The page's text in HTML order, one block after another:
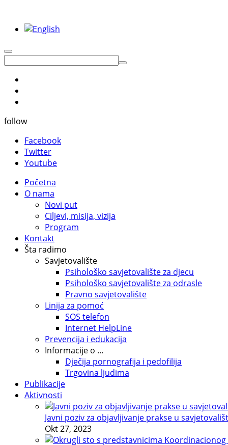
follow
Facebook
Twitter
Youtube
Početna
O nama
Novi put
Ciljevi, misija, vizija
Program
Kontakt
Šta radimo
Savjetovalište
Psihološko savjetovalište za djecu
Psihološko savjetovalište za odrasle
Pravno savjetovalište
Linija za pomoć
SOS telefon
Internet HelpLine
Prevencija i edukacija
Informacije o ...
Dječija pornografija i pedofilija
Trgovina ljudima
Publikacije
Aktivnosti
Javni poziv za objavljivanje prakse u
Okt 27, 2023